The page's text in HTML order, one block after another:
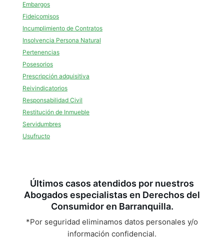
Embargos
Fideicomisos
Incumplimiento de Contratos
Insolvencia Persona Natural
Pertenencias
Posesorios
Prescripción adquisitiva
Reivindicatorios
Responsabilidad Civil
Restitución de Inmueble
Servidumbres
Usufructo
Últimos casos atendidos por nuestros
Abogados especialistas en Derechos del
Consumidor en Barranquilla.
*Por seguridad eliminamos datos personales y/o
información confidencial.